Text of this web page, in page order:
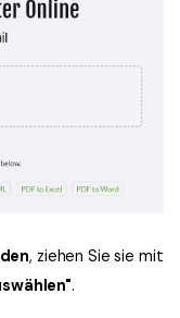
, ziehen Sie sie mit
.